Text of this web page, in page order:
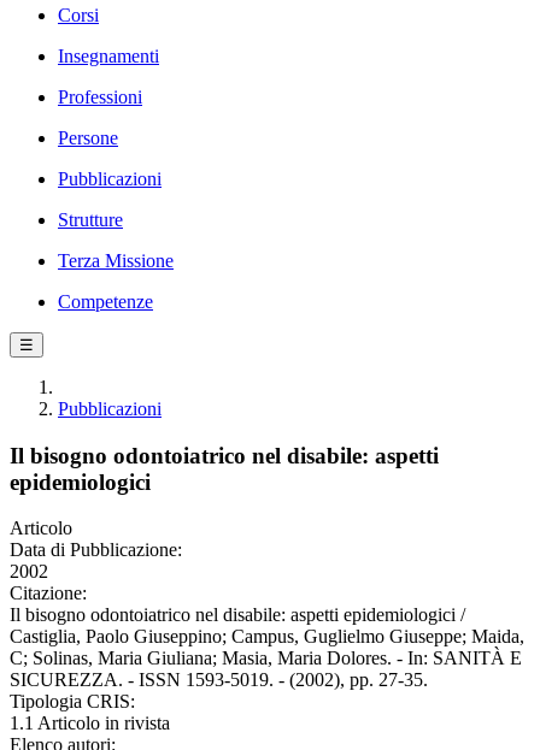
Corsi
Insegnamenti
Professioni
Persone
Pubblicazioni
Strutture
Terza Missione
Competenze
☰
Pubblicazioni
Il bisogno odontoiatrico nel disabile: aspetti
epidemiologici
Articolo
Data di Pubblicazione:
2002
Citazione:
Il bisogno odontoiatrico nel disabile: aspetti epidemiologici /
Castiglia, Paolo Giuseppino; Campus, Guglielmo Giuseppe; Maida,
C; Solinas, Maria Giuliana; Masia, Maria Dolores. - In: SANITÀ E
SICUREZZA. - ISSN 1593-5019. - (2002), pp. 27-35.
Tipologia CRIS:
1.1 Articolo in rivista
Elenco autori: